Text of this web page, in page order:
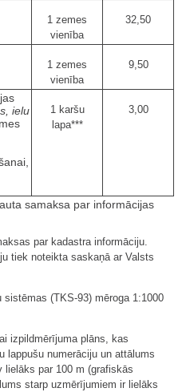
1 zemes
vienība
32,50
1 zemes
vienība
9,50
ielu
1 karšu
lapa***
3,00
samaksa par informācijas
par kadastra informāciju.
tiek noteikta saskaņā ar Valsts
(TKS-93) mēroga 1:1000
izpildmērījuma plāns, kas
lappušu numerāciju un attālums
lielāks par 100 m (grafiskās
starp uzmērījumiem ir lielāks